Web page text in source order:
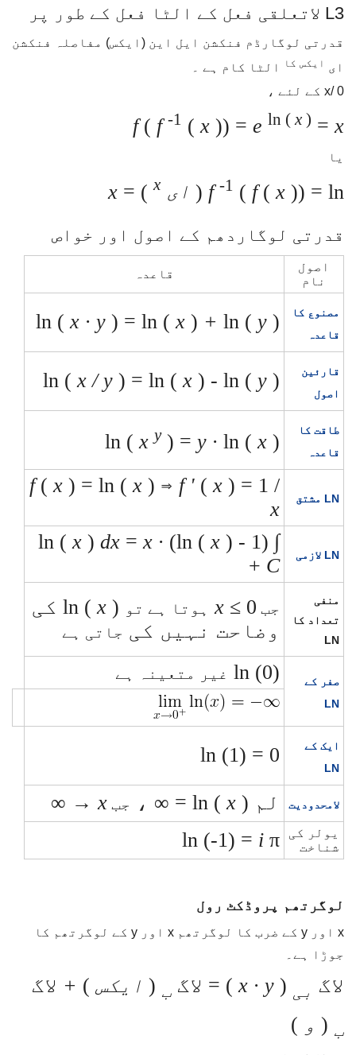
L3 لاتعلقی فعل کے الٹا فعل کے طور پر
قدرتی لوگارڈم فنکشن ایل این (ایکس) مفاصلہ فنکشن
ای ایکس کاالٹا کام ہے ۔
x/ 0 کے لئے ،
f(f-1(x)) = eln ( x )=x
یا
f-1(f(x)) = ln ( ای ) =
x
قدرتی لوگاردھم کے اصول اور خواص
اصول
نام
قاعدہ
مصنوع کا
قاعدہ
ln (x ∙ y) = ln (x)+ln (y)
قارئین
اصول
ln (x / y) = ln (x) -ln (y)
طاقت کا
قاعدہ
ln (x y) =y ∙ln (x)
LN مشتق
f(x) = ln (x)⇒ f '(x) = 1 /
x
LN لازمی
∫
ln (x)dx=x ∙(ln (x) - 1)
+C
منفی
تعداد کا
LN
جب x≤ 0 ہوتا ہے توln (
x
) کی
وضاحت نہیں کیجاتی ہے
صفر کے
LN
ln (0) غیر متعینہ ہے
ایک کے
LN
ln (1) = 0
لامحدودیت لم ln ( x) = ∞ ، جبx
→ ∞
یولر کی
شناخت
ln (-1) = iπ
لوگرتھم پروڈکٹ رول
x اور y کے ضرب کا لوگرتھم x اور y کے لوگرتھم کا
جوڑا ہے۔
لاگبی (
x ∙ y) = لاگب (ایکس)
+لاگ
ب (و )